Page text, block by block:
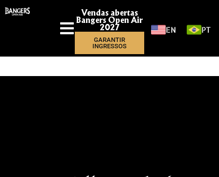
Vendas abertas
Bangers Open Air
2027
GARANTIR
INGRESSOS
EN PT